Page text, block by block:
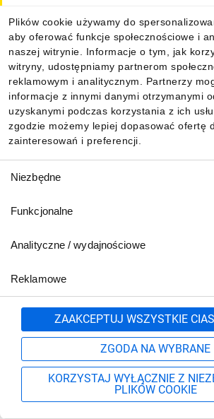
Plików cookie używamy do
aby oferować funkcje społecznościowe i
naszej witrynie. Informacje o tym, jak
witryny, udostępniamy partnerom
reklamowym i analitycznym. Partnerzy
informacje z innymi danymi otrzymanymi
uzyskanymi podczas korzystania z ich
zgodzie możemy lepiej dopasować ofertę
zainteresowań i preferencji.
zgody
Niezbędne
Funkcjonalne
Analityczne / wydajnościowe
Reklamowe
ZAAKCEPTUJ WSZYSTKIE
ZGODA NA WYBRANE
KORZYSTAJ WYŁĄCZNIE Z
PLIKÓW COOKIE
BBA
BC
BC-U
BCE
BDE
BE1
BE2